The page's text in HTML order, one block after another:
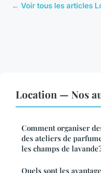
← Voir tous les articles
Location — Nos
Comment organiser
des ateliers de
les champs de
Quels sont les